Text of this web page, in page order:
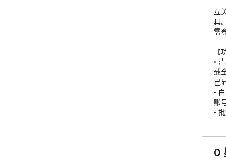
互
具
需
【
•
载
己
•
账
•
关
0